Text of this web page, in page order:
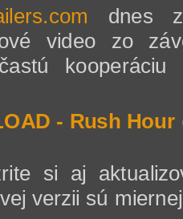
dnes
video zo
- Rush Hour
si aj
verzii sú